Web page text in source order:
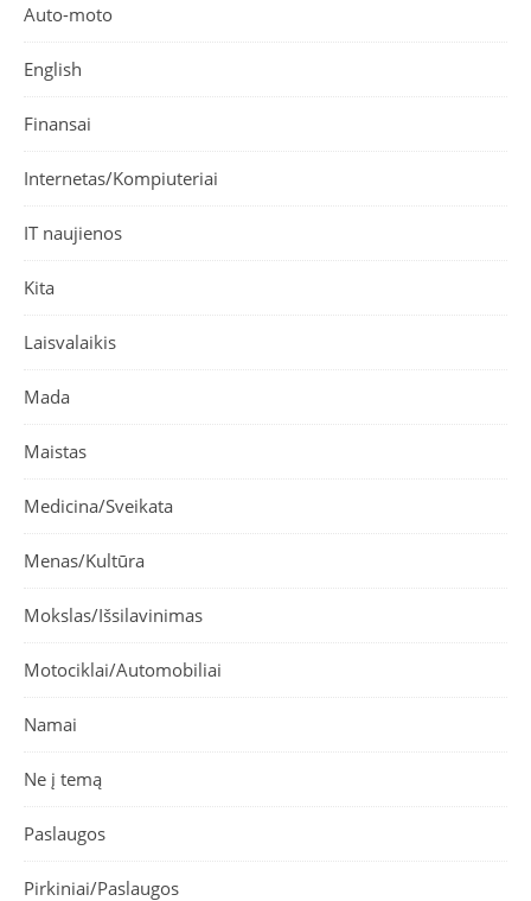
Auto-moto
English
Finansai
Internetas/Kompiuteriai
IT naujienos
Kita
Laisvalaikis
Mada
Maistas
Medicina/Sveikata
Menas/Kultūra
Mokslas/Išsilavinimas
Motociklai/Automobiliai
Namai
Ne į temą
Paslaugos
Pirkiniai/Paslaugos